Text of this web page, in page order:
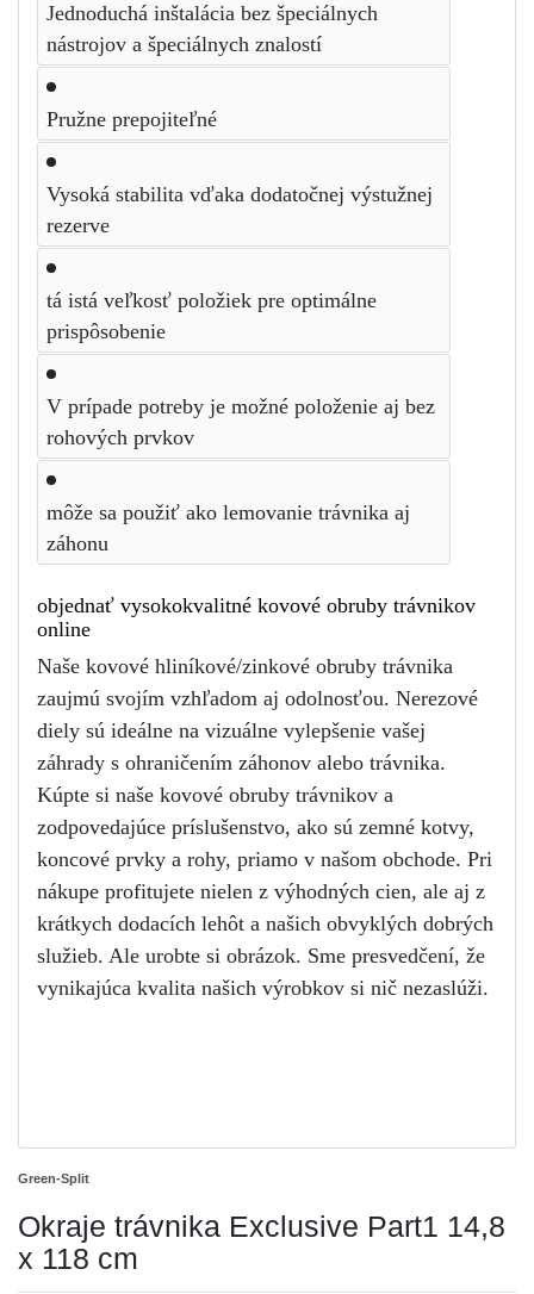
Jednoduchá inštalácia bez špeciálnych
nástrojov a špeciálnych znalostí
Pružne prepojiteľné
Vysoká stabilita vďaka dodatočnej výstužnej
rezerve
tá istá veľkosť položiek pre optimálne
prispôsobenie
V prípade potreby je možné položenie aj bez
rohových prvkov
môže sa použiť ako lemovanie trávnika aj
záhonu
objednať vysokokvalitné kovové obruby trávnikov
online
Naše kovové hliníkové/zinkové obruby trávnika
zaujmú svojím vzhľadom aj odolnosťou. Nerezové
diely sú ideálne na vizuálne vylepšenie vašej
záhrady s ohraničením záhonov alebo trávnika.
Kúpte si naše kovové obruby trávnikov a
zodpovedajúce príslušenstvo, ako sú zemné kotvy,
koncové prvky a rohy, priamo v našom obchode. Pri
nákupe profitujete nielen z výhodných cien, ale aj z
krátkych dodacích lehôt a našich obvyklých dobrých
služieb. Ale urobte si obrázok. Sme presvedčení, že
vynikajúca kvalita našich výrobkov si nič nezaslúži.
Green-Split
Okraje trávnika Exclusive Part1 14,8
x 118 cm